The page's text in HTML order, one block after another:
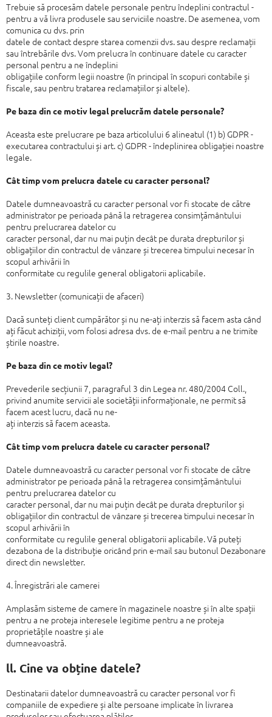
Trebuie să procesăm datele personale pentru îndeplini contractul -
pentru a vă livra produsele sau serviciile noastre. De asemenea, vom
comunica cu dvs. prin
datele de contact despre starea comenzii dvs. sau despre reclamații
sau întrebările dvs.Vom prelucra în continuare datele cu caracter
personal pentru a ne îndeplini
obligațiile conform legii noastre (în principal în scopuri contabile și
fiscale, sau pentru tratarea reclamațiilor și altele).
Pe baza din ce motiv legal prelucrăm datele personale?
Aceasta este prelucrare pe baza articolului 6 alineatul (1) b) GDPR -
executarea contractului și art. c) GDPR - îndeplinirea obligației noastre
legale.
Cât timp vom prelucra datele cu caracter personal?
Datele dumneavoastră cu caracter personal vor fi stocate de către
administrator pe perioada până la retragerea consimțământului
pentru prelucrarea datelor cu
caracter personal, dar nu mai puțin decât pe durata drepturilor și
obligațiilor din contractul de vânzare și trecerea timpului necesar în
scopul arhivării în
conformitate cu regulile general obligatorii aplicabile.
3. Newsletter (comunicații de afaceri)
Dacă sunteți client cumpărător și nu ne-ați interzis să facem asta când
ați făcutachiziții, vom folosi adresa dvs. de e-mail pentru a ne trimite
știrile noastre.
Pe baza din ce motiv legal?
Prevederile secțiunii 7, paragraful 3 din Legea nr. 480/2004 Coll.,
privind anumite servicii ale societății informaționale, ne permit să
facem acest lucru, dacă nu ne-
ați interzis să facem aceasta.
Cât timp vom prelucra datele cu caracter personal?
Datele dumneavoastră cu caracter personal vor fi stocate de către
administrator pe perioada până la retragerea consimțământului
pentru prelucrarea datelor cu
caracter personal, dar nu mai puțin decât pe durata drepturilor și
obligațiilor din contractul de vânzare și trecerea timpului necesar în
scopul arhivării în
conformitate cu regulile general obligatorii aplicabile. Vă puteți
dezabona de la distribuție oricând prin e-mail sau butonul Dezabonare
direct din newsletter.
4. Înregistrări ale camerei
Amplasăm sisteme de camere în magazinele noastre și în alte spații
pentru a ne proteja interesele legitime pentru a ne proteja
proprietățile noastre și ale
dumneavoastră.
ll. Cine va obține datele?
Destinatarii datelor dumneavoastră cu caracter personal vor fi
companiile de expediere și alte persoane implicate în livrarea